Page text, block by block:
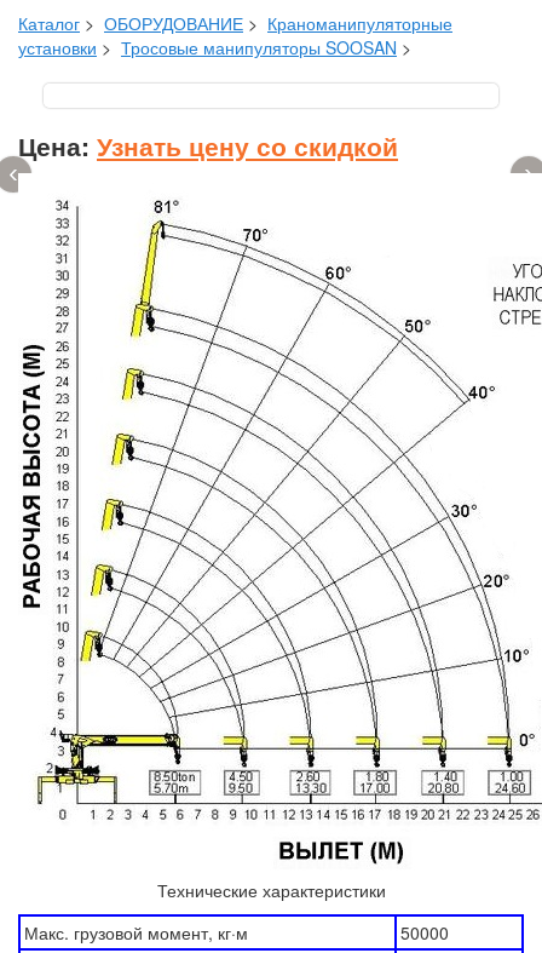
Каталог > ОБОРУДОВАНИЕ > Краноманипуляторные
установки > Тросовые манипуляторы SOOSAN >
‹ ›
Цена: Узнать цену со скидкой
Технические характеристики
Макс. грузовой момент, кг·м
50000